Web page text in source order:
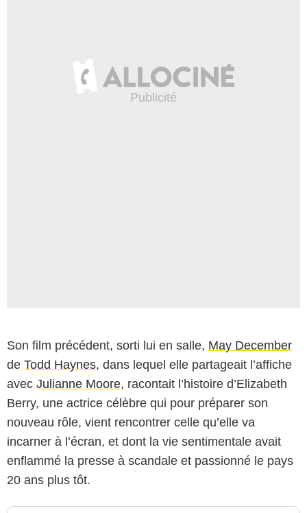
Son film précédent, sorti lui en salle, May December
de Todd Haynes, dans lequel elle partageait l’affiche
avec Julianne Moore, racontait l’histoire d’Elizabeth
Berry, une actrice célèbre qui pour préparer son
nouveau rôle, vient rencontrer celle qu’elle va
incarner à l’écran, et dont la vie sentimentale avait
enflammé la presse à scandale et passionné le pays
20 ans plus tôt.